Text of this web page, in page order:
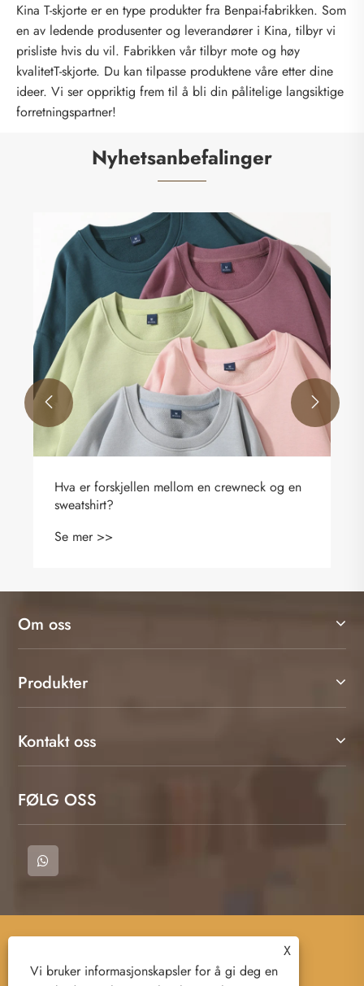
Kina T-skjorte er en type produkter fra Benpai-fabrikken. Som
en av ledende produsenter og leverandører i Kina, tilbyr vi
prisliste hvis du vil. Fabrikken vår tilbyr mote og høy
kvalitetT-skjorte. Du kan tilpasse produktene våre etter dine
ideer. Vi ser oppriktig frem til å bli din pålitelige langsiktige
forretningspartner!
Nyhetsanbefalinger
en crewneck og en
Vanlig stoff for T-skjorter.
 
Om oss
Produkter
Kontakt oss
FØLG OSS
Copyright © 2023 Cangnan County Qimeng
Clothing Co., Ltd. - T -skjorte, polo -skjorter,
X
Vi bruker informasjonskapsler for å gi deg en